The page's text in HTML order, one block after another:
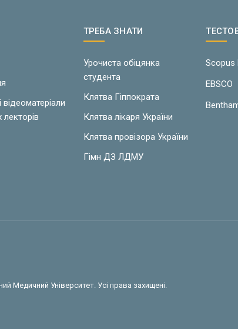
відеоматеріали
лекторів
ТРЕБА ЗНАТИ
Урочиста обіцянка
студента
Клятва Гіппократа
Клятва лікаря України
Клятва провізора України
Гімн ДЗ ЛДМУ
Scopus
EBSCO
Медичний Університет. Усі права захищені.